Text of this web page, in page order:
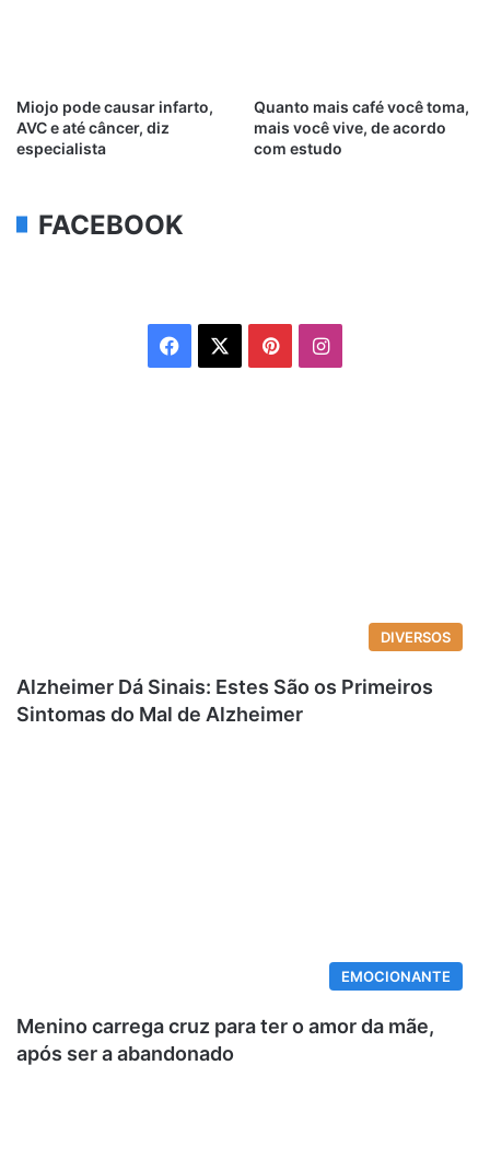
Miojo pode causar infarto,
AVC e até câncer, diz
especialista
Quanto mais café você toma,
mais você vive, de acordo
com estudo
FACEBOOK
Facebook PinterestInstagram
DIVERSOS
Alzheimer Dá Sinais: Estes São os Primeiros
Sintomas do Mal de Alzheimer
EMOCIONANTE
Menino carrega cruz para ter o amor da mãe,
após ser a abandonado